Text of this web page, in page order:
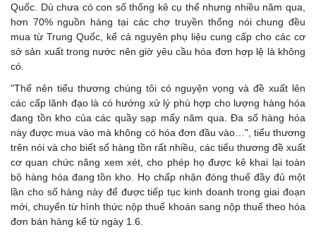
Quốc. Dù chưa có con số thống kê cụ thể nhưng nhiều năm qua,
hơn 70% nguồn hàng tại các chợ truyền thống nói chung đều
mua từ Trung Quốc, kể cả nguyên phụ liệu cung cấp cho các cơ
sở sản xuất trong nước nên giờ yêu cầu hóa đơn hợp lệ là không
có.
"Thế nên tiểu thương chúng tôi có nguyện vọng và đề xuất lên
các cấp lãnh đạo là có hướng xử lý phù hợp cho lượng hàng hóa
đang tồn kho của các quầy sạp mấy năm qua. Đa số hàng hóa
này được mua vào mà không có hóa đơn đầu vào…", tiểu thương
trên nói và cho biết số hàng tồn rất nhiều, các tiểu thương đề xuất
cơ quan chức năng xem xét, cho phép họ được kê khai lại toàn
bộ hàng hóa đang tồn kho. Họ chấp nhận đóng thuế đầy đủ một
lần cho số hàng này để được tiếp tục kinh doanh trong giai đoạn
mới, chuyển từ hình thức nộp thuế khoán sang nộp thuế theo hóa
đơn bán hàng kể từ ngày 1.6.